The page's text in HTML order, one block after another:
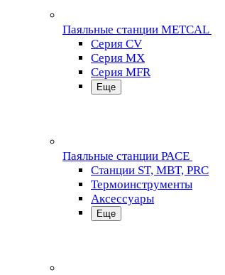
Паяльные станции METCAL
Серия CV
Серия MX
Серия MFR
Еще
Паяльные станции PACE
Станции ST, MBT, PRC
Термоинструменты
Аксессуары
Еще